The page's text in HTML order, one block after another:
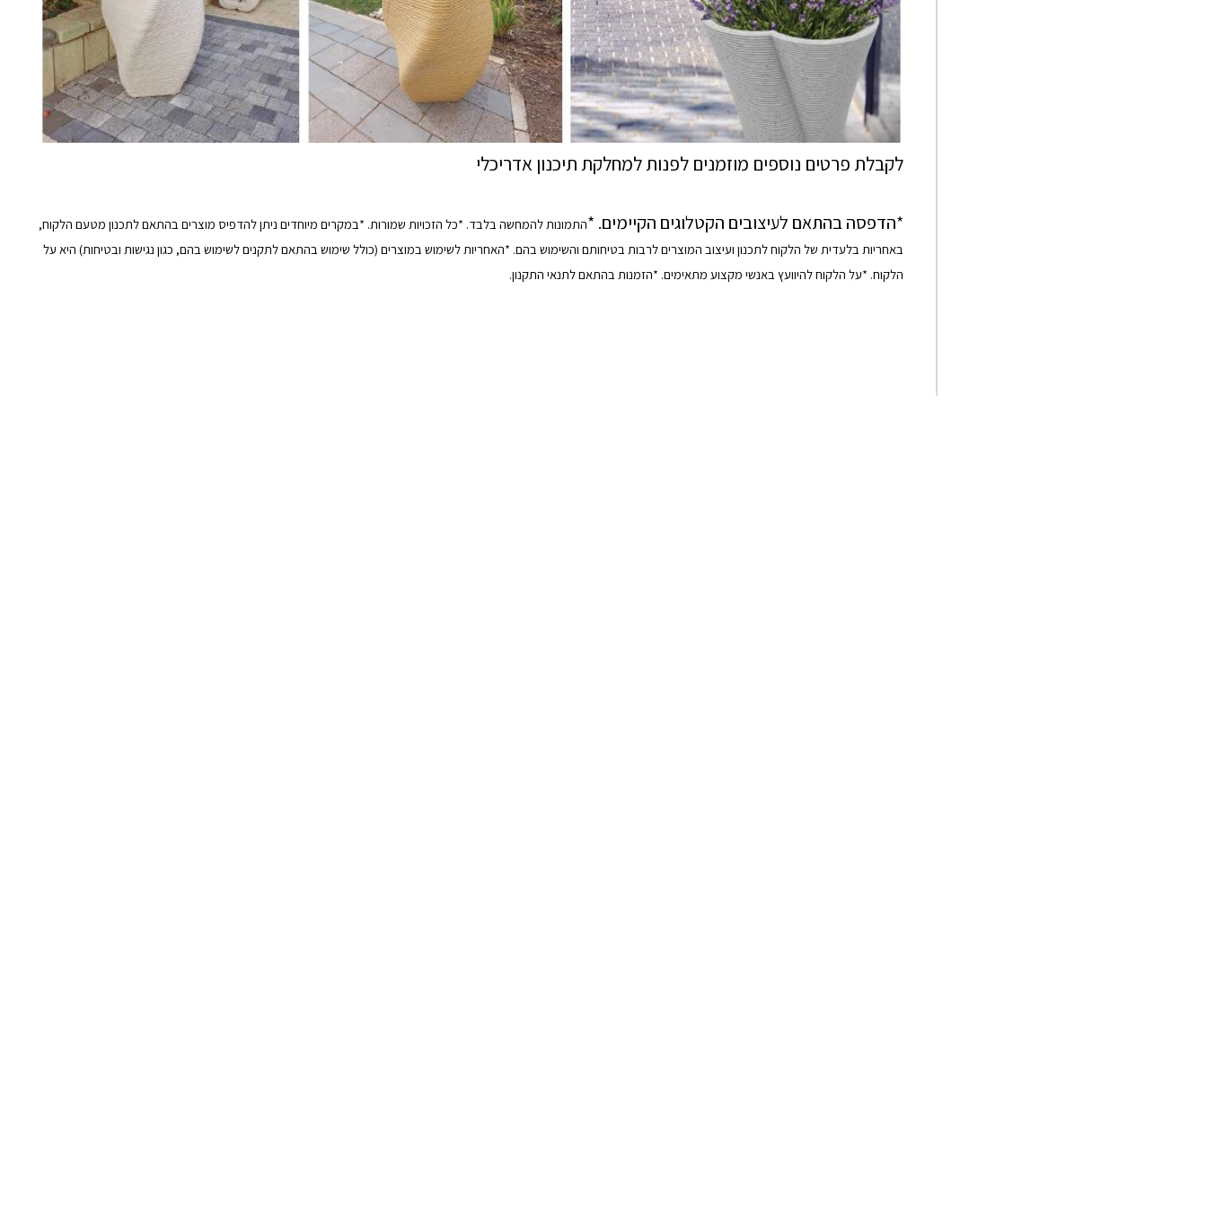
לקבלת פרטים נוספים מוזמנים לפנות למחלקת תיכנון אדריכלי
*הדפסה בהתאם לעיצובים הקטלוגים הקיימים. *התמונות להמחשה בלבד. *כל הזכויות שמורות. *במקרים מיוחדים ניתן להדפיס מוצרים בהתאם לתכנון מטעם הלקוח,
באחריות בלעדית של הלקוח לתכנון ועיצוב המוצרים לרבות בטיחותם והשימוש בהם. *האחריות לשימוש במוצרים (כולל שימוש בהתאם לתקנים לשימוש בהם, כגון נגישות ובטיחות) היא על
הלקוח. *על הלקוח להיוועץ באנשי מקצוע מתאימים. *הזמנות בהתאם לתנאי התקנון.